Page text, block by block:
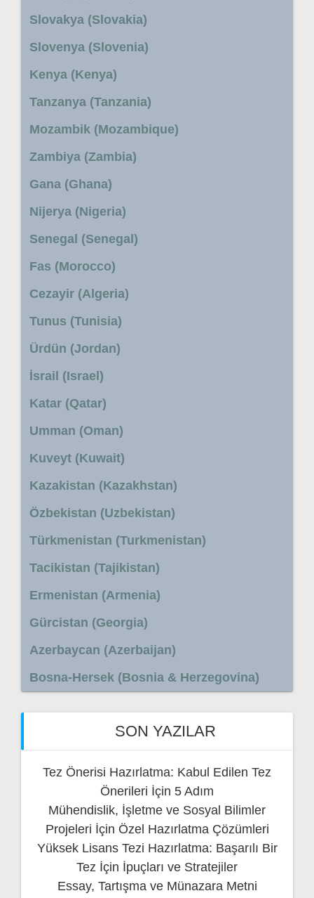
Slovakya (Slovakia)
Slovenya (Slovenia)
Kenya (Kenya)
Tanzanya (Tanzania)
Mozambik (Mozambique)
Zambiya (Zambia)
Gana (Ghana)
Nijerya (Nigeria)
Senegal (Senegal)
Fas (Morocco)
Cezayir (Algeria)
Tunus (Tunisia)
Ürdün (Jordan)
İsrail (Israel)
Katar (Qatar)
Umman (Oman)
Kuveyt (Kuwait)
Kazakistan (Kazakhstan)
Özbekistan (Uzbekistan)
Türkmenistan (Turkmenistan)
Tacikistan (Tajikistan)
Ermenistan (Armenia)
Gürcistan (Georgia)
Azerbaycan (Azerbaijan)
Bosna-Hersek (Bosnia & Herzegovina)
SON YAZILAR
Tez Önerisi Hazırlatma: Kabul Edilen Tez
Önerileri İçin 5 Adım
Mühendislik, İşletme ve Sosyal Bilimler
Projeleri İçin Özel Hazırlatma Çözümleri
Yüksek Lisans Tezi Hazırlatma: Başarılı Bir
Tez İçin İpuçları ve Stratejiler
Essay, Tartışma ve Münazara Metni